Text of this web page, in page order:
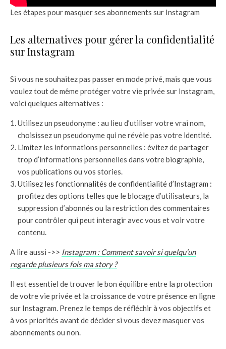
Les étapes pour masquer ses abonnements sur Instagram
Les alternatives pour gérer la confidentialité
sur Instagram
Si vous ne souhaitez pas passer en mode privé, mais que vous
voulez tout de même protéger votre vie privée sur Instagram,
voici quelques alternatives :
Utilisez un pseudonyme : au lieu d’utiliser votre vrai nom,
choisissez un pseudonyme qui ne révèle pas votre identité.
Limitez les informations personnelles : évitez de partager
trop d’informations personnelles dans votre biographie,
vos publications ou vos stories.
Utilisez les fonctionnalités de confidentialité d’Instagram :
profitez des options telles que le blocage d’utilisateurs, la
suppression d’abonnés ou la restriction des commentaires
pour contrôler qui peut interagir avec vous et voir votre
contenu.
A lire aussi ->> Instagram : Comment savoir si quelqu’un
regarde plusieurs fois ma story ?
Il est essentiel de trouver le bon équilibre entre la protection
de votre vie privée et la croissance de votre présence en ligne
sur Instagram. Prenez le temps de réfléchir à vos objectifs et
à vos priorités avant de décider si vous devez masquer vos
abonnements ou non.